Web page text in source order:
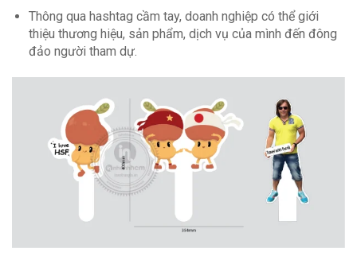
Thông qua hashtag cầm tay, doanh nghiệp có thể giới
thiệu thương hiệu, sản phẩm, dịch vụ của mình đến đông
đảo người tham dự.